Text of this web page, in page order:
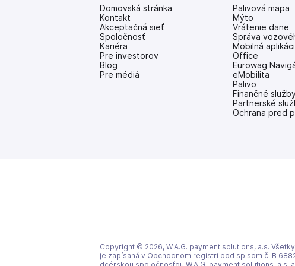
Domovská stránka
Kontakt
Akceptačná sieť
Spoločnosť
Kariéra
Pre investorov
(otvoriť
s
Blog
Pre médiá
Palivová mapa
Mýto
Vrátenie dane
Správa
Mobilná
Office
Eurowag
eMobilita
Palivo
Finančné
Partnerské
Ochrana pred
Copyright © 2026, W.A.G. payment solutions, a.s.
je zapísaná v Obchodnom registri pod spisom č. B